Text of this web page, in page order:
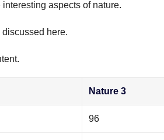
aspects of nature.
here.
Nature 3
96